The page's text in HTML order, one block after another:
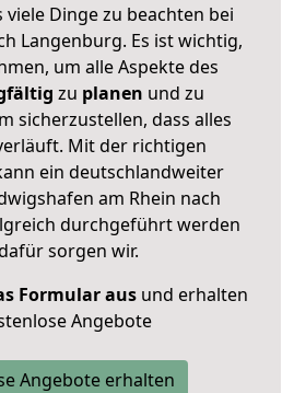
viele Dinge zu beachten bei
Langenburg. Es ist wichtig,
um alle Aspekte des
zu planen und zu
sicherzustellen, dass alles
Mit der richtigen
ein deutschlandweiter
am Rhein nach
durchgeführt werden
sorgen wir.
Formular ausund erhalten
Angebote
Angebote erhalten